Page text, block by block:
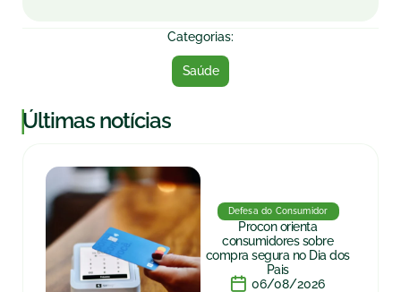
Categorias:
Saúde
|Últimas notícias
Defesa do Consumidor
Procon orienta
consumidores sobre
compra segura no Dia dos
Pais
06/08/2026